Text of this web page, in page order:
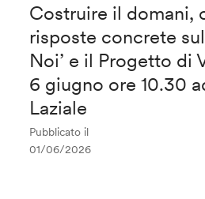
Costruire il domani,
risposte concrete
Noi’ e il Progetto di
6 giugno ore 10.30
Laziale
Pubblicato il
01/06/2026